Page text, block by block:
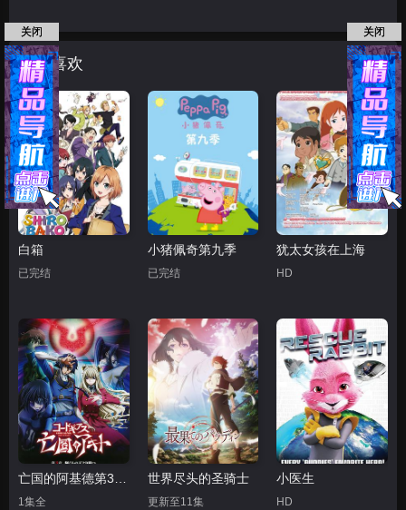
猜你喜欢
白箱
已完结
小猪佩奇第九季
已完结
犹太女孩在上海
HD
1集全
世界尽头的圣骑士
更新至11集
小医生
HD
关闭 关闭